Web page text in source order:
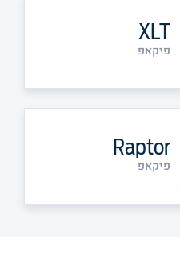
XLT
פיקאפ
Raptor
פיקאפ